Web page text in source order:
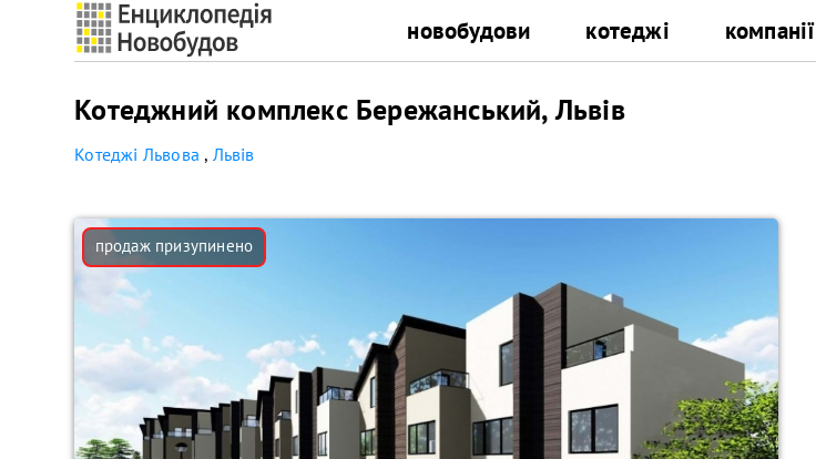
новобудови котеджі компанії
Котеджний комплекс Бережанський, Львів
Котеджі Львова , Львів